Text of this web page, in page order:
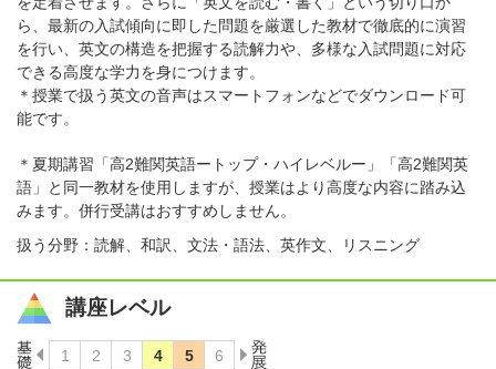
ら、最新の入試傾向に即した問題を厳選した教材で徹底的に演習
を行い、英文の構造を把握する読解力や、多様な入試問題に対応
できる高度な学力を身につけます。
＊授業で扱う英文の音声はスマートフォンなどでダウンロード可
能です。
＊夏期講習「高2難関英語ートップ・ハイレベルー」「高2難関英
語」と同一教材を使用しますが、授業はより高度な内容に踏み込
みます。併行受講はおすすめしません。
扱う分野：読解、和訳、文法・語法、英作文、リスニング
講座レベル